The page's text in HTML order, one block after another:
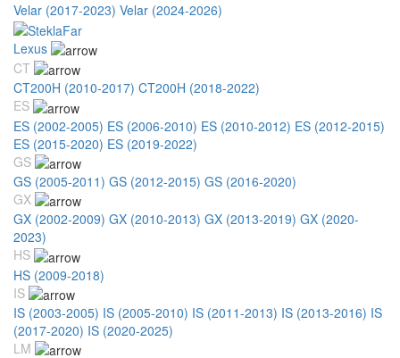
Velar (2017-2023) Velar (2024-2026)
Lexus
CT
CT200H (2010-2017) CT200H (2018-2022)
ES
ES (2002-2005) ES (2006-2010) ES (2010-2012) ES (2012-2015)
ES (2015-2020) ES (2019-2022)
GS
GS (2005-2011) GS (2012-2015) GS (2016-2020)
GX
GX (2002-2009) GX (2010-2013) GX (2013-2019) GX (2020-
2023)
HS
HS (2009-2018)
IS
IS (2003-2005) IS (2005-2010) IS (2011-2013) IS (2013-2016) IS
(2017-2020) IS (2020-2025)
LM